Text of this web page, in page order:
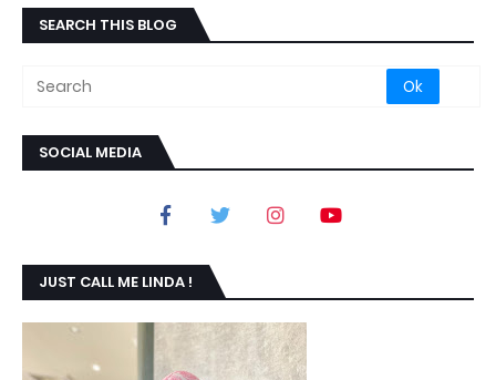
SEARCH THIS BLOG
SOCIAL MEDIA
JUST CALL ME LINDA !